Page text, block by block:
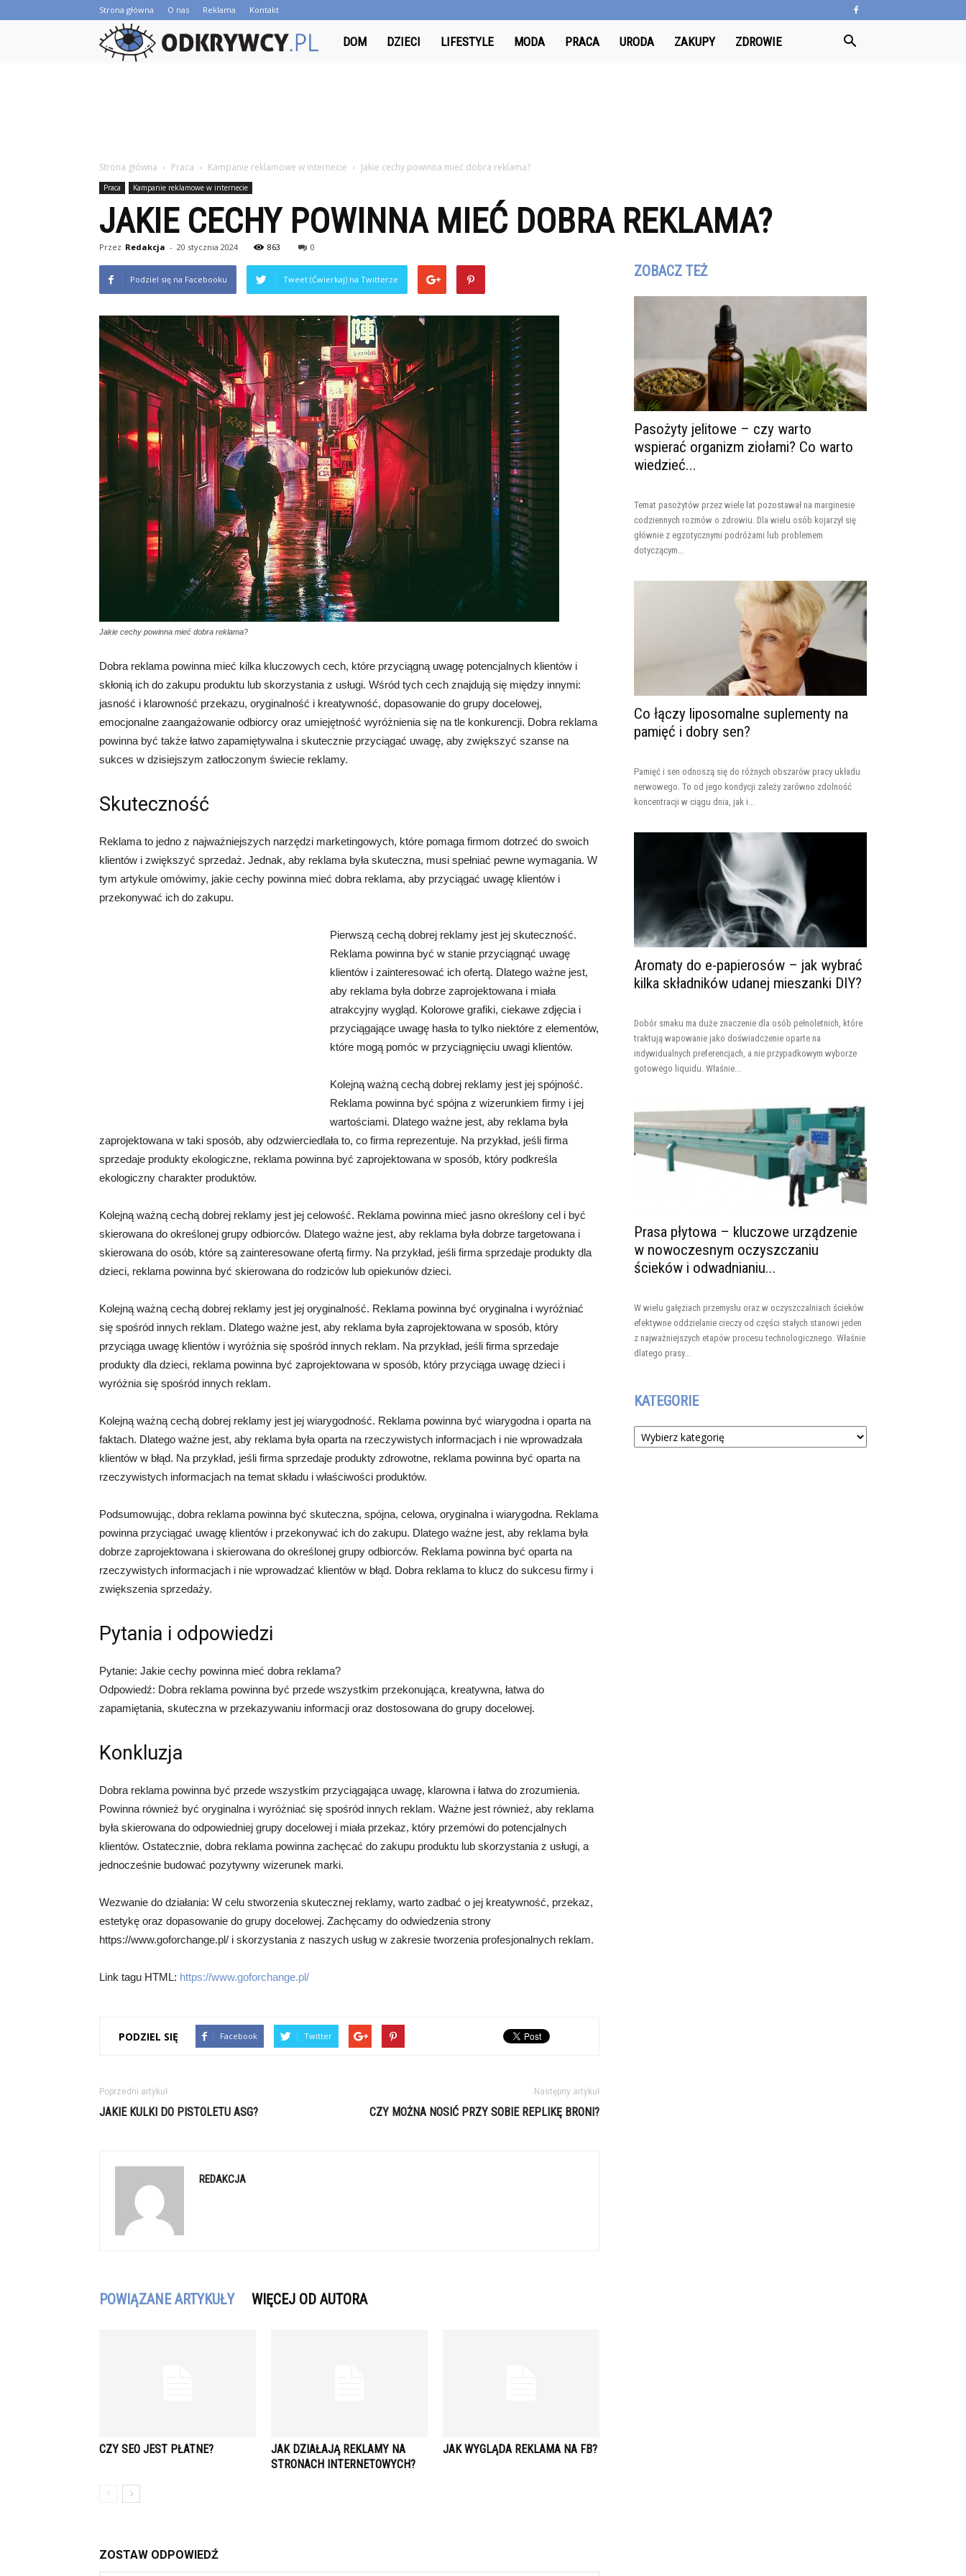
Strona główna O nas Reklama Kontakt
Odkrywcy.pl
DOM DZIECI LIFESTYLE MODA PRACA URODA ZAKUPY ZDROWIE
Strona główna Praca Kampanie reklamowe w internecie Jakie cechy powinna mieć dobra reklama?
Praca Kampanie reklamowe w internecie
JAKIE CECHY POWINNA MIEĆ DOBRA REKLAMA?
Przez Redakcja - 20 stycznia 2024 863 0
Podziel się na Facebooku Tweet (Ćwierkaj) na Twitterze
Jakie cechy powinna mieć dobra reklama?
Dobra reklama powinna mieć kilka kluczowych cech, które przyciągną uwagę potencjalnych klientów i
skłonią ich do zakupu produktu lub skorzystania z usługi. Wśród tych cech znajdują się między innymi:
jasność i klarowność przekazu, oryginalność i kreatywność, dopasowanie do grupy docelowej,
emocjonalne zaangażowanie odbiorcy oraz umiejętność wyróżnienia się na tle konkurencji. Dobra reklama
powinna być także łatwo zapamiętywalna i skutecznie przyciągać uwagę, aby zwiększyć szanse na
sukces w dzisiejszym zatłoczonym świecie reklamy.
Skuteczność
Reklama to jedno z najważniejszych narzędzi marketingowych, które pomaga firmom dotrzeć do swoich
klientów i zwiększyć sprzedaż. Jednak, aby reklama była skuteczna, musi spełniać pewne wymagania. W
tym artykule omówimy, jakie cechy powinna mieć dobra reklama, aby przyciągać uwagę klientów i
przekonywać ich do zakupu.
Pierwszą cechą dobrej reklamy jest jej skuteczność.
Reklama powinna być w stanie przyciągnąć uwagę
klientów i zainteresować ich ofertą. Dlatego ważne jest,
aby reklama była dobrze zaprojektowana i miała
atrakcyjny wygląd. Kolorowe grafiki, ciekawe zdjęcia i
przyciągające uwagę hasła to tylko niektóre z elementów,
które mogą pomóc w przyciągnięciu uwagi klientów.
Kolejną ważną cechą dobrej reklamy jest jej spójność.
Reklama powinna być spójna z wizerunkiem firmy i jej
wartościami. Dlatego ważne jest, aby reklama była
zaprojektowana w taki sposób, aby odzwierciedlała to, co firma reprezentuje. Na przykład, jeśli firma
sprzedaje produkty ekologiczne, reklama powinna być zaprojektowana w sposób, który podkreśla
ekologiczny charakter produktów.
Kolejną ważną cechą dobrej reklamy jest jej celowość. Reklama powinna mieć jasno określony cel i być
skierowana do określonej grupy odbiorców. Dlatego ważne jest, aby reklama była dobrze targetowana i
skierowana do osób, które są zainteresowane ofertą firmy. Na przykład, jeśli firma sprzedaje produkty dla
dzieci, reklama powinna być skierowana do rodziców lub opiekunów dzieci.
Kolejną ważną cechą dobrej reklamy jest jej oryginalność. Reklama powinna być oryginalna i wyróżniać
się spośród innych reklam. Dlatego ważne jest, aby reklama była zaprojektowana w sposób, który
przyciąga uwagę klientów i wyróżnia się spośród innych reklam. Na przykład, jeśli firma sprzedaje
produkty dla dzieci, reklama powinna być zaprojektowana w sposób, który przyciąga uwagę dzieci i
wyróżnia się spośród innych reklam.
Kolejną ważną cechą dobrej reklamy jest jej wiarygodność. Reklama powinna być wiarygodna i oparta na
faktach. Dlatego ważne jest, aby reklama była oparta na rzeczywistych informacjach i nie wprowadzała
klientów w błąd. Na przykład, jeśli firma sprzedaje produkty zdrowotne, reklama powinna być oparta na
rzeczywistych informacjach na temat składu i właściwości produktów.
Podsumowując, dobra reklama powinna być skuteczna, spójna, celowa, oryginalna i wiarygodna. Reklama
powinna przyciągać uwagę klientów i przekonywać ich do zakupu. Dlatego ważne jest, aby reklama była
dobrze zaprojektowana i skierowana do określonej grupy odbiorców. Reklama powinna być oparta na
rzeczywistych informacjach i nie wprowadzać klientów w błąd. Dobra reklama to klucz do sukcesu firmy i
zwiększenia sprzedaży.
Pytania i odpowiedzi
Pytanie: Jakie cechy powinna mieć dobra reklama?
Odpowiedź: Dobra reklama powinna być przede wszystkim przekonująca, kreatywna, łatwa do
zapamiętania, skuteczna w przekazywaniu informacji oraz dostosowana do grupy docelowej.
Konkluzja
Dobra reklama powinna być przede wszystkim przyciągająca uwagę, klarowna i łatwa do zrozumienia.
Powinna również być oryginalna i wyróżniać się spośród innych reklam. Ważne jest również, aby reklama
była skierowana do odpowiedniej grupy docelowej i miała przekaz, który przemówi do potencjalnych
klientów. Ostatecznie, dobra reklama powinna zachęcać do zakupu produktu lub skorzystania z usługi, a
jednocześnie budować pozytywny wizerunek marki.
Wezwanie do działania: W celu stworzenia skutecznej reklamy, warto zadbać o jej kreatywność, przekaz,
estetykę oraz dopasowanie do grupy docelowej. Zachęcamy do odwiedzenia strony
https://www.goforchange.pl/ i skorzystania z naszych usług w zakresie tworzenia profesjonalnych reklam.
Link tagu HTML: https://www.goforchange.pl/
PODZIEL SIĘ Facebook Twitter
Poprzedni artykuł
JAKIE KULKI DO PISTOLETU ASG?
Następny artykuł
CZY MOŻNA NOSIĆ PRZY SOBIE REPLIKĘ BRONI?
REDAKCJA
POWIĄZANE ARTYKUŁY WIĘCEJ OD AUTORA
CZY SEO JEST PŁATNE?
JAK DZIAŁAJĄ REKLAMY NA
STRONACH INTERNETOWYCH?
JAK WYGLĄDA REKLAMA NA FB?
ZOSTAW ODPOWIEDŹ
ZOBACZ TEŻ
Pasożyty jelitowe – czy warto
wspierać organizm ziołami? Co warto
wiedzieć...
Temat pasożytów przez wiele lat pozostawał na marginesie
codziennych rozmów o zdrowiu. Dla wielu osób kojarzył się
głównie z egzotycznymi podróżami lub problemem
dotyczącym...
Co łączy liposomalne suplementy na
pamięć i dobry sen?
Pamięć i sen odnoszą się do różnych obszarów pracy układu
nerwowego. To od jego kondycji zależy zarówno zdolność
koncentracji w ciągu dnia, jak i...
Aromaty do e-papierosów – jak wybrać
kilka składników udanej mieszanki DIY?
Dobór smaku ma duże znaczenie dla osób pełnoletnich, które
traktują wapowanie jako doświadczenie oparte na
indywidualnych preferencjach, a nie przypadkowym wyborze
gotowego liquidu. Właśnie...
Prasa płytowa – kluczowe urządzenie
w nowoczesnym oczyszczaniu
ścieków i odwadnianiu...
W wielu gałęziach przemysłu oraz w oczyszczalniach ścieków
efektywne oddzielanie cieczy od części stałych stanowi jeden
z najważniejszych etapów procesu technologicznego. Właśnie
dlatego prasy...
KATEGORIE
Kategorie